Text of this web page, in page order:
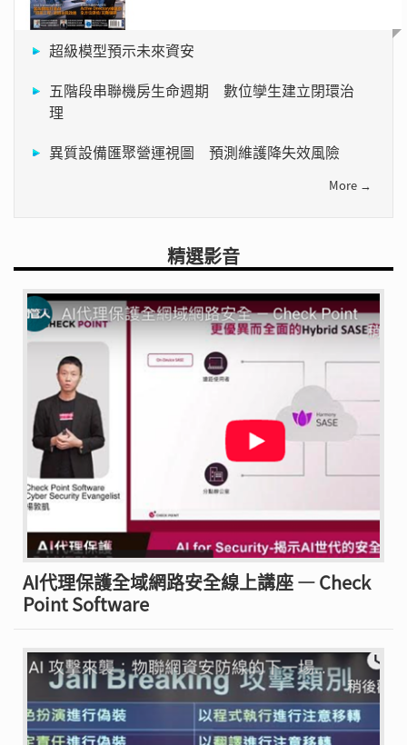
超級模型預示未來資安
五階段串聯機房生命週期 數位孿生建立閉環治
理
異質設備匯聚營運視圖 預測維護降失效風險
More →
精選影音
AI代理保護全域網路安全線上講座 — Check
Point Software